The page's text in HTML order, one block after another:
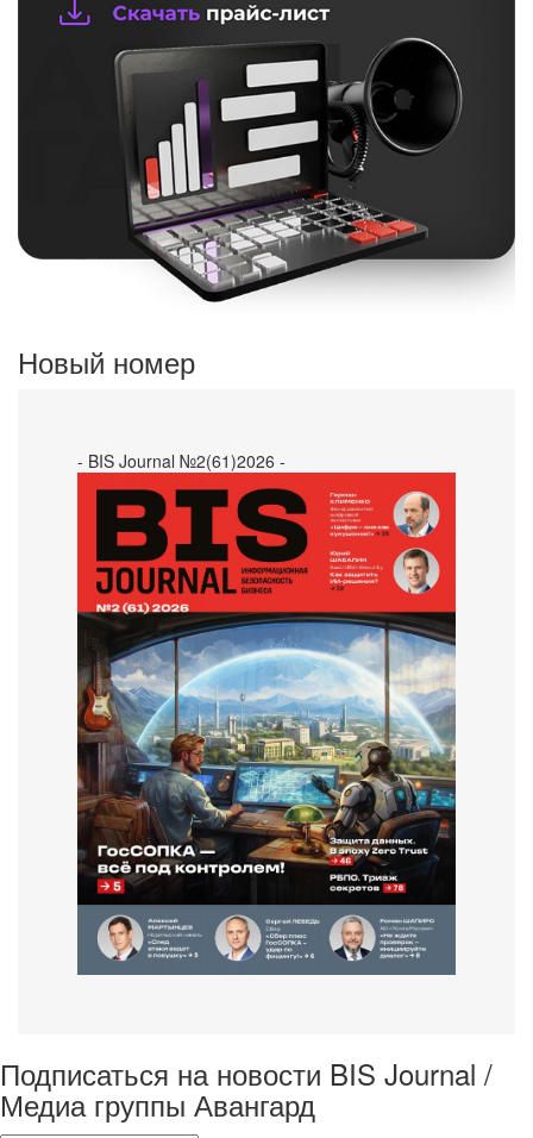
Новый номер
- BIS Journal №2(61)2026 -
Подписаться на новости BIS Journal /
Медиа группы Авангард